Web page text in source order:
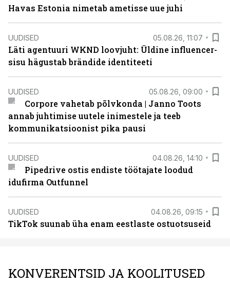
Havas Estonia nimetab ametisse uue juhi
UUDISED 05.08.26, 11:07
Läti agentuuri WKND loovjuht: Üldine influencer-
sisu hägustab brändide identiteeti
UUDISED 05.08.26, 09:00
Corpore vahetab põlvkonda | Janno Toots
annab juhtimise uutele inimestele ja teeb
kommunikatsioonist pika pausi
UUDISED 04.08.26, 14:10
Pipedrive ostis endiste töötajate loodud
idufirma Outfunnel
UUDISED 04.08.26, 09:15
TikTok suunab üha enam eestlaste ostuotsuseid
KONVERENTSID JA KOOLITUSED